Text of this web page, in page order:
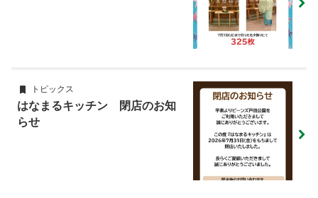
トピックス
はなまるキッチン 閉店のお知
らせ